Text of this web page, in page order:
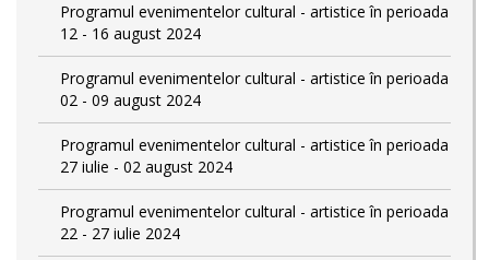
Programul evenimentelor cultural - artistice în perioada
12 - 16 august 2024
Programul evenimentelor cultural - artistice în perioada
02 - 09 august 2024
Programul evenimentelor cultural - artistice în perioada
27 iulie - 02 august 2024
Programul evenimentelor cultural - artistice în perioada
22 - 27 iulie 2024